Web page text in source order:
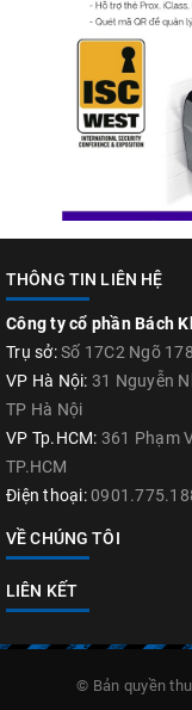
THÔNG TIN LIÊN HỆ
Công ty cổ phần Bách
Trụ sở:Số 17C2 Ngõ
VP Hà Nội: 31 Nguyễn
TP Hà Nội
VP Tp.HCM: 361 Phạm
TP.HCM
Điện thoại:
VỀ CHÚNG TÔI
LIÊN KẾT
© Bản quyền